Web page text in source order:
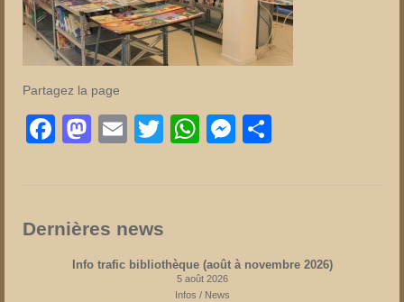
Partagez la page
Facebook
Mastodon
EmailTwitterWhatsApp
Messenger
Dernières news
Info trafic bibliothèque (août à novembre 2026)
5 août 2026
Infos / News